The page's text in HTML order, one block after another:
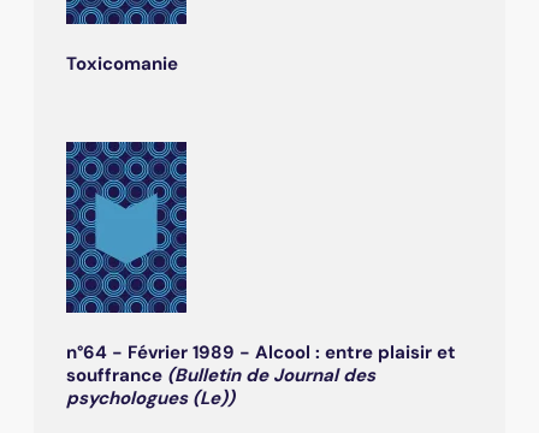
Toxicomanie
n°64 - Février 1989 - Alcool : entre plaisir et
souffrance (Bulletin de Journal des
psychologues (Le))